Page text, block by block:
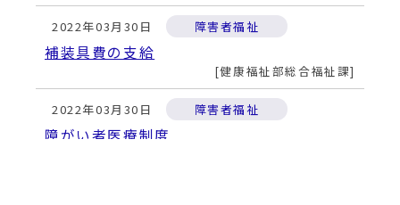
2022年03月30日 障害者福祉
補装具費の支給
健康福祉部総合福祉課
2022年03月30日 障害者福祉
障がい者医療制度